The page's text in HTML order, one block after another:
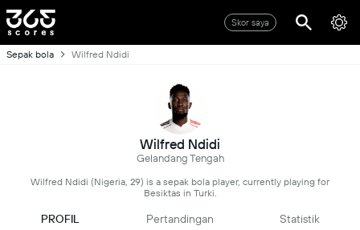
Skor saya
Sepak bola Wilfred Ndidi
Wilfred Ndidi
Gelandang Tengah
Wilfred Ndidi (Nigeria, 29) is a sepak bola player, currently playing for
Besiktas in Turki.
PROFIL Pertandingan Statistik